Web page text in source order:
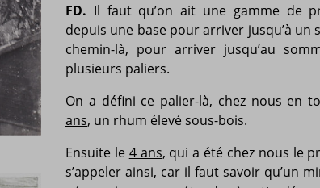
FD. Il faut qu’on ait une gamme de
depuis une base pour arriver jusqu’à un
chemin-là, pour arriver jusqu’au
plusieurs paliers.
On a défini ce palier-là, chez nous en
ans, un rhum élevé sous-bois.
Ensuite le 4 ans, qui a été chez nous le
s’appeler ainsi, car il faut savoir qu’un